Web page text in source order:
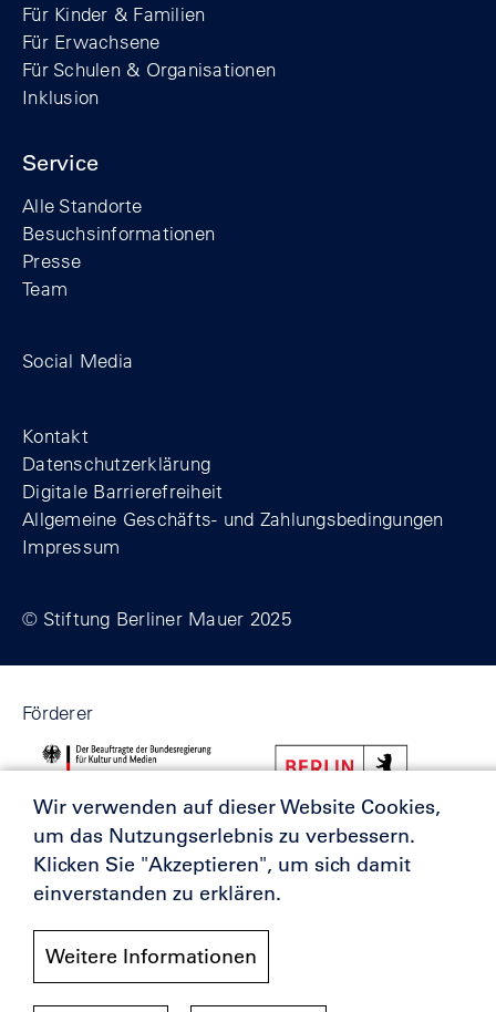
Für Kinder & Familien
Für Erwachsene
Für Schulen & Organisationen
Inklusion
Service
Alle Standorte
Besuchsinformationen
Presse
Team
Social Media
Kontakt
Datenschutzerklärung
Digitale Barrierefreiheit
Allgemeine Geschäfts- und Zahlungsbedingungen
Impressum
© Stiftung Berliner Mauer 2025
Förderer
Wir verwenden auf dieser Website Cookies,
um das Nutzungserlebnis zu verbessern.
Klicken Sie "Akzeptieren", um sich damit
einverstanden zu erklären.
Weitere Informationen